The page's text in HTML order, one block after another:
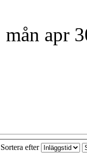
mån apr
Sortera efter